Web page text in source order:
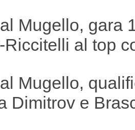
Mugello, gara
Riccitelli al top
Mugello,
Dimitrov e